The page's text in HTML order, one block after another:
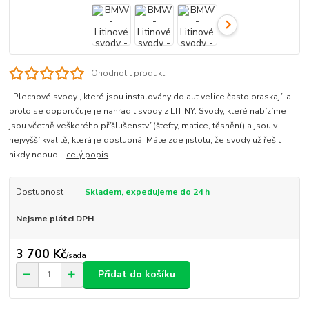
Ohodnotit produkt
Plechové svody , které jsou instalovány do aut velice často praskají, a
proto se doporučuje je nahradit svody z LITINY. Svody, které nabízíme
jsou včetně veškerého příšlušenství (štefty, matice, těsnění) a jsou v
nejvyšší kvalitě, která je dostupná. Máte zde jistotu, že svody už řešit
nikdy nebud... celý popis
Dostupnost Skladem, expedujeme do 24 h
Nejsme plátci DPH
3 700 Kč/sada
Přidat do košíku